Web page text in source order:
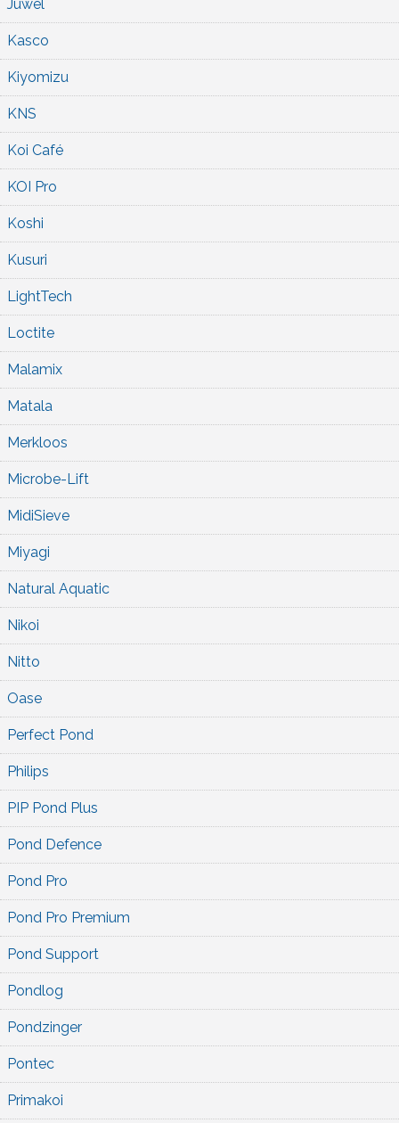
Juwel
Kasco
Kiyomizu
KNS
Koi Café
KOI Pro
Koshi
Kusuri
LightTech
Loctite
Malamix
Matala
Merkloos
Microbe-Lift
MidiSieve
Miyagi
Natural Aquatic
Nikoi
Nitto
Oase
Perfect Pond
Philips
PIP Pond Plus
Pond Defence
Pond Pro
Pond Pro Premium
Pond Support
Pondlog
Pondzinger
Pontec
Primakoi